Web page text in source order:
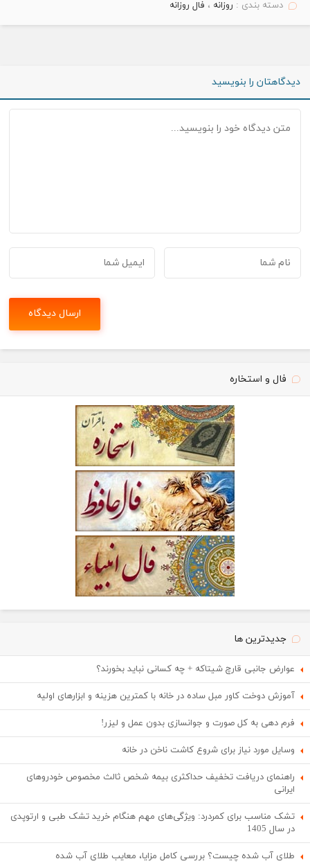
دسته بندی : روزانه ، فال روزانه
دیدگاهتان را بنویسید
فال و استخاره
جدیدترین ها
عوارض جانبی قارچ شیتاکه + چه کسانی نباید بخورند؟
آموزش دوخت کاور مبل ساده در خانه با کمترین هزینه و ابزارهای اولیه
فرم دهی به کل صورت و جوانسازی بدون عمل و لیزر!
وسایل مورد نیاز برای شروع کاشت ناخن در خانه
راهنمای دریافت تخفیف حداکثری بیمه شخص ثالث مخصوص خودروهای
ایرانی
تشک مناسب برای کمردرد: ویژگی‌های مهم هنگام خرید تشک طبی و ارتوپدی
در سال 1405
طلای آب شده چیست؟ بررسی کامل مزایا، معایب طلای آب شده